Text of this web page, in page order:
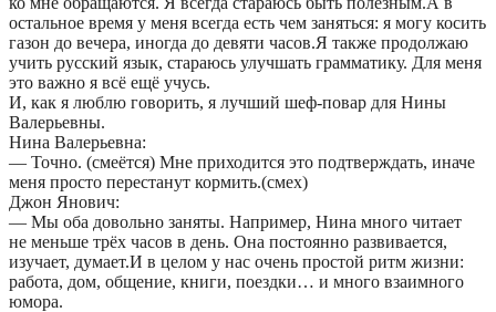
остальное время у меня всегда есть чем заняться: я могу косить
газон до вечера, иногда до девяти часов.Я также продолжаю
учить русский язык, стараюсь улучшать грамматику. Для меня
это важно я всё ещё учусь.
И, как я люблю говорить, я лучший шеф-повар для Нины
Валерьевны.
Нина Валерьевна:
— Точно. (смеётся) Мне приходится это подтверждать, иначе
меня просто перестанут кормить.(смех)
Джон Янович:
— Мы оба довольно заняты. Например, Нина много читает
не меньше трёх часов в день. Она постоянно развивается,
изучает, думает.И в целом у нас очень простой ритм жизни:
работа, дом, общение, книги, поездки… и много взаимного
юмора.